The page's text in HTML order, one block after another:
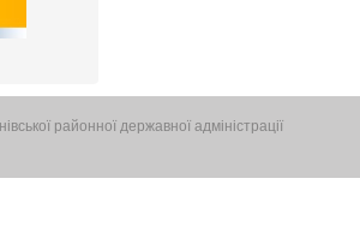
районної державної адміністрації